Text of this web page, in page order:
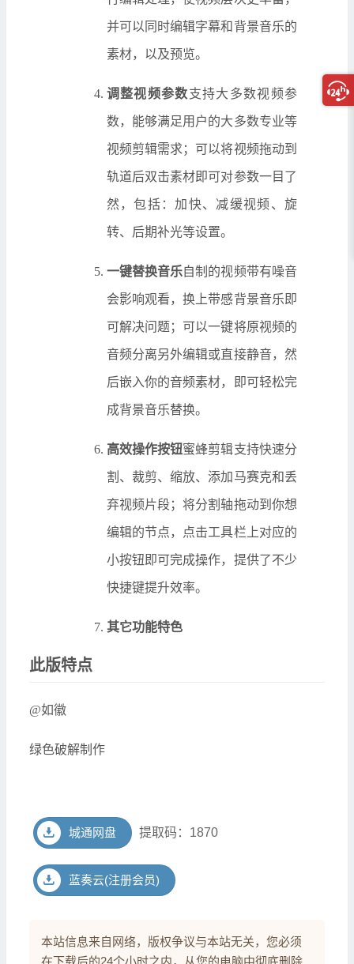
并可以同时编辑字幕和背景音乐的
素材，以及预览。
调整视频参数支持大多数视频参
数，能够满足用户的大多数专业等
视频剪辑需求；可以将视频拖动到
轨道后双击素材即可对参数一目了
然，包括：加快、减缓视频、旋
转、后期补光等设置。
一键替换音乐自制的视频带有噪音
会影响观看，换上带感背景音乐即
可解决问题；可以一键将原视频的
音频分离另外编辑或直接静音，然
后嵌入你的音频素材，即可轻松完
成背景音乐替换。
高效操作按钮蜜蜂剪辑支持快速分
割、裁剪、缩放、添加马赛克和丢
弃视频片段；将分割轴拖动到你想
编辑的节点，点击工具栏上对应的
小按钮即可完成操作，提供了不少
快捷键提升效率。
其它功能特色
此版特点
@如徽
绿色破解制作
城通网盘 提取码：1870
蓝奏云(注册会员)
本站信息来自网络，版权争议与本站无关，您必须
在下载后的24个小时之内，从您的电脑中彻底删除